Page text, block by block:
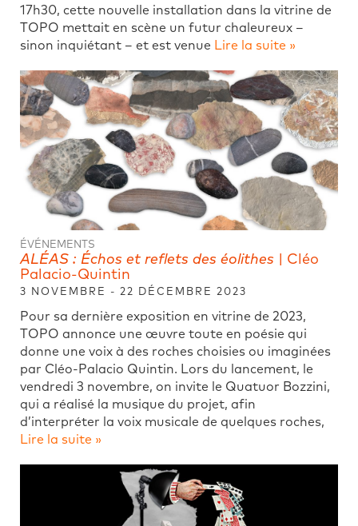
17h30, cette nouvelle installation dans la vitrine de
TOPO mettait en scène un futur chaleureux –
sinon inquiétant – et est venue Lire la suite »
ÉVÉNEMENTS
ALÉAS : Échos et reflets des éolithes​ | Cléo
Palacio-Quintin
3 NOVEMBRE - 22 DÉCEMBRE 2023
Pour sa dernière exposition en vitrine de 2023,
TOPO annonce une œuvre toute en poésie qui
donne une voix à des roches choisies ou imaginées
par Cléo-Palacio Quintin. Lors du lancement, le
vendredi 3 novembre, on invite le Quatuor Bozzini,
qui a réalisé la musique du projet, afin
d’interpréter la voix musicale de quelques roches,
Lire la suite »